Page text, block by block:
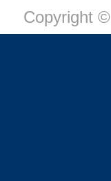
Copyright